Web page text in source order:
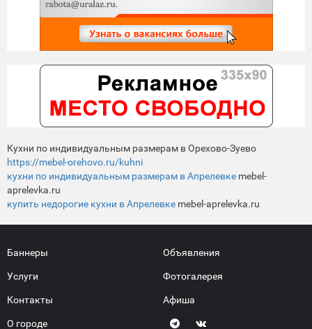
Кухни по индивидуальным размерам в Орехово-Зуево
https://mebel-orehovo.ru/kuhni
кухни по индивидуальным размерам в Апрелевке mebel-
aprelevka.ru
купить недорогие кухни в Апрелевке mebel-aprelevka.ru
Баннеры
Услуги
Контакты
О городе
Объявления
Фотогалерея
Афиша